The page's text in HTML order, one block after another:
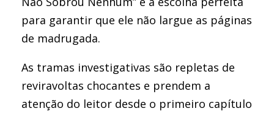
para garantir que ele não largue as páginas
de madrugada.
As tramas investigativas são repletas de
reviravoltas chocantes e prendem a
atenção do leitor desde o primeiro capítulo